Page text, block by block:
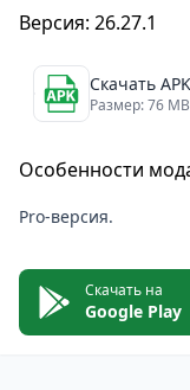
высоким
Расширенный
отслеживание
чтобы выбрать
Возможность
Полное
регулярных
Приложение
Версия: 26.27.1
Скачать APK
Размер: 76 MB
Особенности
Pro-версия.
Скачать на
Google Play